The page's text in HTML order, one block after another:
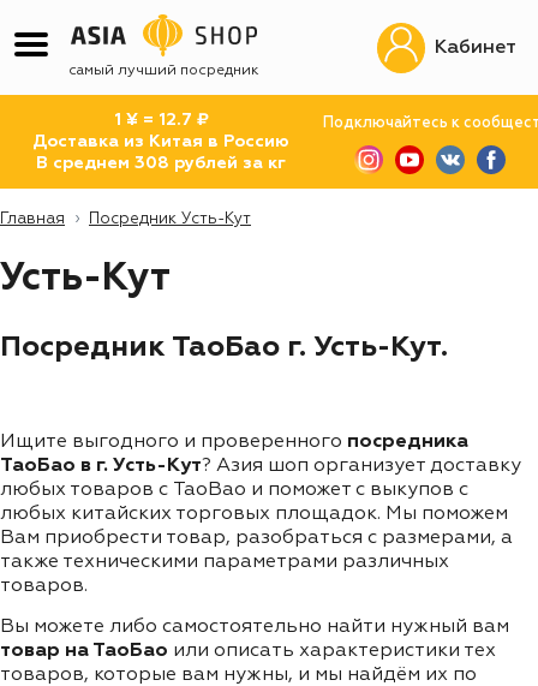
самый лучший посредник
1 ¥ = 12.7 ₽
Доставка из Китая в Россию
В среднем 308 рублей за кг
Подключайтесь к
Кабинет
Главная Посредник Усть-Кут
Усть-Кут
Посредник ТаоБао г. Усть-Кут.
Ищите выгодного и проверенного посредника
ТаоБао в г. Усть-Кут? Азия шоп организует доставку
любых товаров с TaoBao и поможет с выкупов с
любых китайских торговых площадок. Мы поможем
Вам приобрести товар, разобраться с размерами, а
также техническими параметрами различных
товаров.
Вы можете либо самостоятельно найти нужный вам
товар на ТаоБао или описать характеристики тех
товаров, которые вам нужны, и мы найдём их по